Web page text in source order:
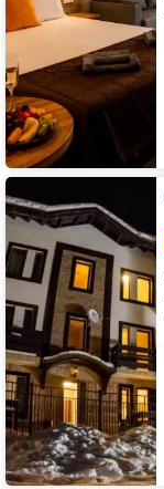
Гостевой
дом
Чудо
1